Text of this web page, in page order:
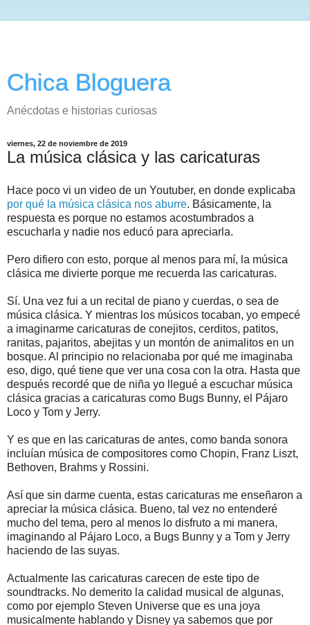
Chica Bloguera
Anécdotas e historias curiosas
viernes, 22 de noviembre de 2019
La música clásica y las caricaturas
Hace poco vi un video de un Youtuber, en donde explicaba
por qué la música clásica nos aburre. Básicamente, la
respuesta es porque no estamos acostumbrados a
escucharla y nadie nos educó para apreciarla.
Pero difiero con esto, porque al menos para mí, la música
clásica me divierte porque me recuerda las caricaturas.
Sí. Una vez fui a un recital de piano y cuerdas, o sea de
música clásica. Y mientras los músicos tocaban, yo empecé
a imaginarme caricaturas de conejitos, cerditos, patitos,
ranitas, pajaritos, abejitas y un montón de animalitos en un
bosque. Al principio no relacionaba por qué me imaginaba
eso, digo, qué tiene que ver una cosa con la otra. Hasta que
después recordé que de niña yo llegué a escuchar música
clásica gracias a caricaturas como Bugs Bunny, el Pájaro
Loco y Tom y Jerry.
Y es que en las caricaturas de antes, como banda sonora
incluían música de compositores como Chopin, Franz Liszt,
Bethoven, Brahms y Rossini.
Así que sin darme cuenta, estas caricaturas me enseñaron a
apreciar la música clásica. Bueno, tal vez no entenderé
mucho del tema, pero al menos lo disfruto a mi manera,
imaginando al Pájaro Loco, a Bugs Bunny y a Tom y Jerry
haciendo de las suyas.
Actualmente las caricaturas carecen de este tipo de
soundtracks. No demerito la calidad musical de algunas,
como por ejemplo Steven Universe que es una joya
musicalmente hablando y Disney ya sabemos que por